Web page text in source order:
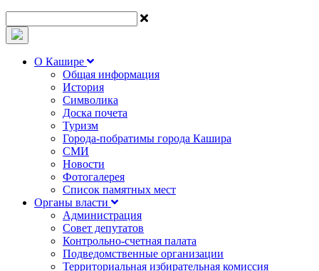
О Кашире
Общая информация
История
Символика
Доска почета
Туризм
Города-побратимы города Кашира
СМИ
Новости
Фотогалерея
Список памятных мест
Органы власти
Администрация
Совет депутатов
Контрольно-счетная палата
Подведомственные организации
Территориальная избирательная комиссия